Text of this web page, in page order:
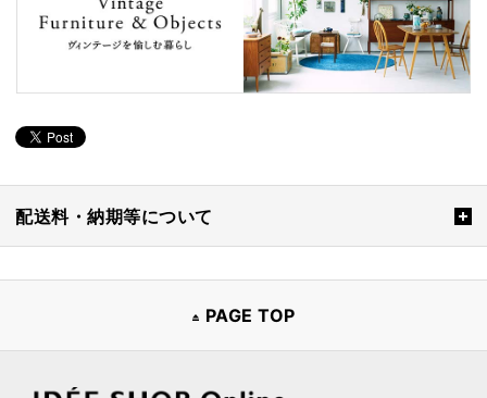
配送料・納期等について
PAGE TOP